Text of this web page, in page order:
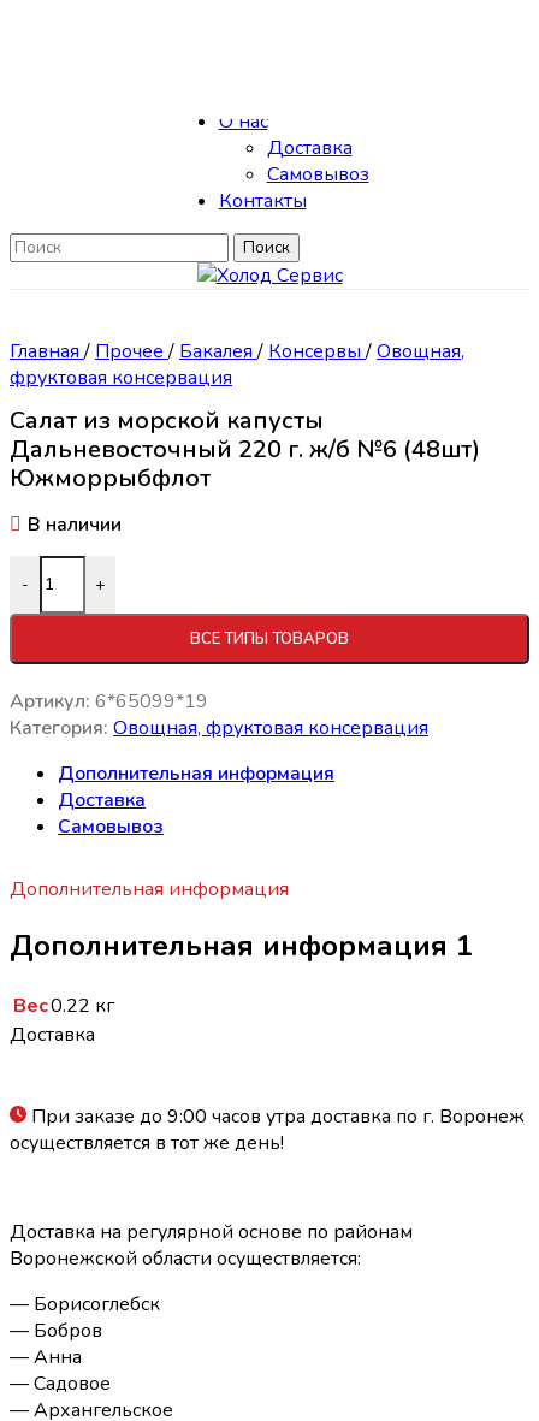
О нас
Доставка
Самовывоз
Контакты
Поиск
Главная/ Прочее/ Бакалея/ Консервы/Овощная,
фруктовая консервация
Салат из морской капусты
Дальневосточный 220 г. ж/б №6 (48шт)
Южморрыбфлот
В наличии
- +
ВСЕ ТИПЫ ТОВАРОВ
Артикул: 6*65099*19
Категория: Овощная, фруктовая консервация
Дополнительная информация
Доставка
Самовывоз
Дополнительная информация
Дополнительная информация 1
Вес0.22 кг
Доставка
При заказе до 9:00 часов утра доставка по г. Воронеж
осуществляется в тот же день!
Доставка на регулярной основе по районам
Воронежской области осуществляется:
— Борисоглебск
— Бобров
— Анна
— Садовое
— Архангельское